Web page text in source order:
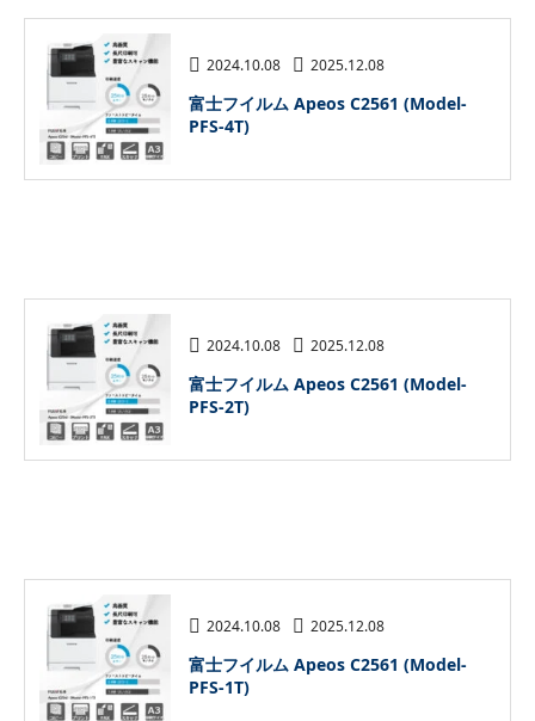
2024.10.08 2025.12.08
富士フイルム Apeos C2561 (Model-
PFS-4T)
2024.10.08 2025.12.08
富士フイルム Apeos C2561 (Model-
PFS-2T)
2024.10.08 2025.12.08
富士フイルム Apeos C2561 (Model-
PFS-1T)